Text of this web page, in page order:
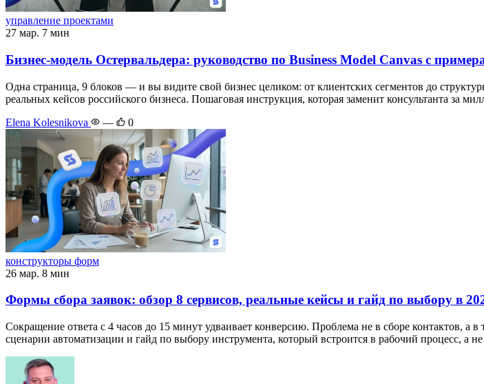
управление проектами
27 мар. 7 мин
Бизнес-модель Остервальдера: руководство по Business Model Canvas с
Одна страница, 9 блоков — и вы видите свой бизнес целиком: от клиентских сегментов до
реальных кейсов российского бизнеса. Пошаговая инструкция, которая заменит консультанта за
Elena Kolesnikova
— 0
конструкторы форм
26 мар. 8 мин
Формы сбора заявок: обзор 8 сервисов, реальные кейсы и гайд по выбору в
Сокращение ответа с 4 часов до 15 минут удваивает конверсию. Проблема не в сборе контактов,
сценарии автоматизации и гайд по выбору инструмента, который встроится в рабочий процесс, а не